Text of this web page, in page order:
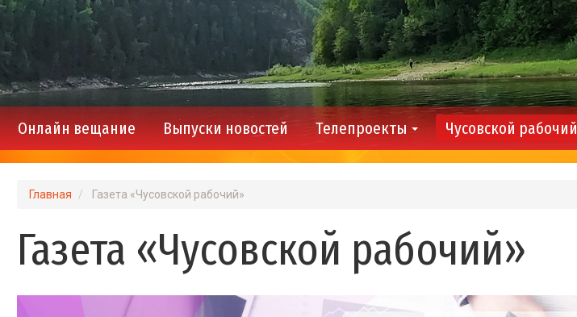
Main
navigation
Онлайн вещание Выпуски новостей Телепроекты Чусовской рабочий
Главная Газета «Чусовской рабочий»
Газета «Чусовской рабочий»